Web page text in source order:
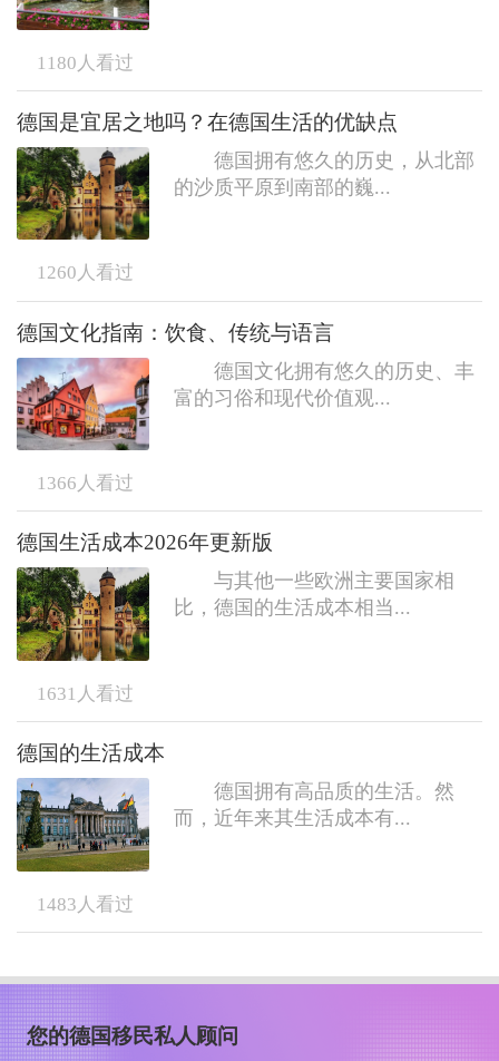
1180 人看过
德国是宜居之地吗？在德国生活的优缺点
德国拥有悠久的历史，从北部
的沙质平原到南部的巍...
1260 人看过
德国文化指南：饮食、传统与语言
德国文化拥有悠久的历史、丰
富的习俗和现代价值观...
1366 人看过
德国生活成本2026年更新版
与其他一些欧洲主要国家相
比，德国的生活成本相当...
1631 人看过
德国的生活成本
德国拥有高品质的生活。然
而，近年来其生活成本有...
1483 人看过
您的德国移民私人顾问